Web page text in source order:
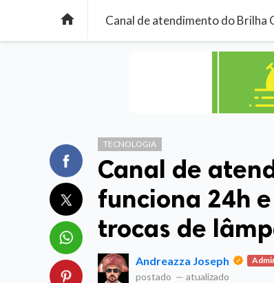

TECNOLOGIA
Canal de
funciona 24h
trocas de
Andreazza Joseph
postado — atualizado